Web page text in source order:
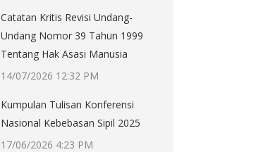
Catatan Kritis Revisi Undang-
Undang Nomor 39 Tahun 1999
Tentang Hak Asasi Manusia
14/07/2026 12:32 PM
Kumpulan Tulisan Konferensi
Nasional Kebebasan Sipil 2025
17/06/2026 4:23 PM